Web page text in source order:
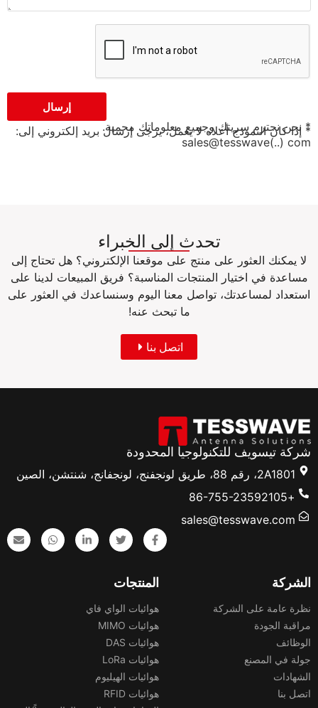
إرسال
* نحن نحترم سريتك وجميع معلوماتك محمية.
* إذا كان النموذج أعلاه لا يعمل، يرجى إرسال بريد إلكتروني إلى:
sales@tesswave(..) com
تحدث إلى الخبراء
لا يمكنك العثور على منتج على موقعنا الإلكتروني؟ هل تحتاج إلى
مساعدة في اختيار المنتجات المناسبة؟ فريق المبيعات لدينا على
استعداد لمساعدتك، تواصل معنا اليوم وسنساعدك في العثور على
ما تبحث عنه!
اتصل بنا
شركة تيسويف للتكنولوجيا المحدودة
2A1801، رقم 88، طريق لونجفنج، لونجفانج، شنتشن، الصين
+86-755-23592105
sales@tesswave.com
الشركة
نظرة عامة على الشركة
مراقبة الجودة
الوظائف
جولة في المصنع
الشهادات
اتصل بنا
المنتجات
هوائيات الواي فاي
هوائيات MIMO
هوائيات DAS
هوائيات LoRa
هوائيات الهيليوم
هوائيات RFID